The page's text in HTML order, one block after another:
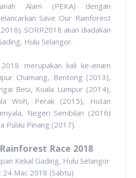
Alam (PEKA) dengan
Save Our Rainforest
SORR2018 akan diadakan
Hulu Selangor.
merupakan kali ke-enam
Chamang, Bentong (2013),
Besi, Kuala Lumpur (2014),
Woh, Perak (2015), Hutan
Negeri Sembilan (2016)
Pulau Pinang (2017).
Race 2018
Kekal Gading, Hulu Selangor
24 Mac 2018 (Sabtu)